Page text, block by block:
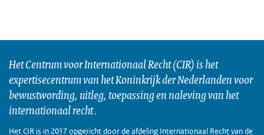
Het Centrum voor Internationaal Recht (CIR) is het
expertisecentrum van het Koninkrijk der Nederlanden voor
bewustwording, uitleg, toepassing en naleving van het
internationaal recht.
Het CIR is in 2017 opgericht door de afdeling Internationaal Recht van de